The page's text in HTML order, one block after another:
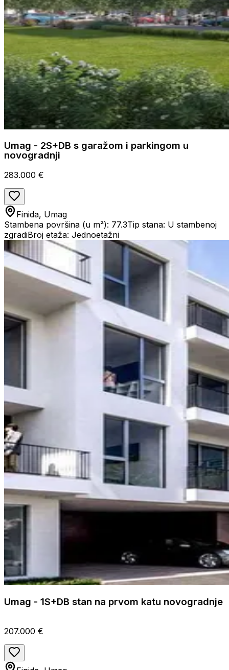
Umag - 2S+DB s garažom i parkingom u
novogradnji
283.000 €
Finida, Umag
Stambena površina (u m²): 77.3Tip stana: U stambenoj
zgradiBroj etaža: Jednoetažni
Umag - 1S+DB stan na prvom katu novogradnje
207.000 €